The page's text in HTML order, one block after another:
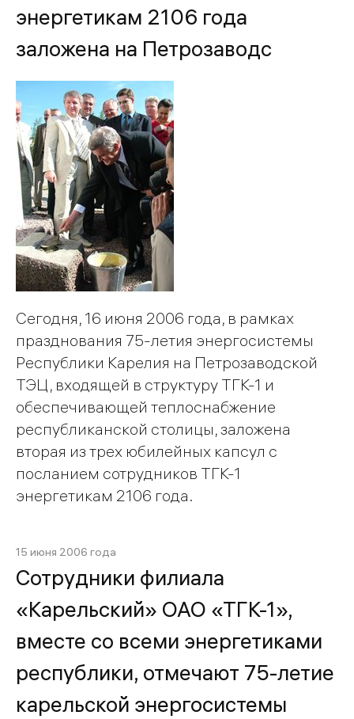
энергетикам 2106 года
заложена на Петрозаводс
Сегодня, 16 июня 2006 года, в рамках
празднования 75-летия энергосистемы
Республики Карелия на Петрозаводской
ТЭЦ, входящей в структуру ТГК-1 и
обеспечивающей теплоснабжение
республиканской столицы, заложена
вторая из трех юбилейных капсул с
посланием сотрудников ТГК-1
энергетикам 2106 года.
15 июня 2006 года
Сотрудники филиала
«Карельский» ОАО «ТГК-1»,
вместе со всеми энергетиками
республики, отмечают 75-летие
карельской энергосистемы